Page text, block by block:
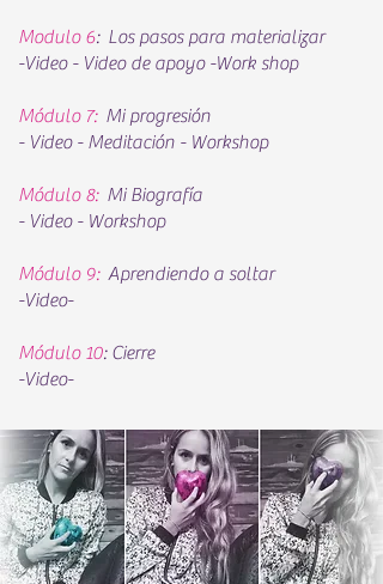
Modulo 6: Los pasos para materializar
-Video - Video de apoyo -Work shop
Módulo 7: Mi progresión
- Video - Meditación - Workshop
Módulo 8:Mi Biografía
- Video - Workshop
Módulo 9:Aprendiendo a soltar
-Video-
Módulo 10: Cierre
-Video-